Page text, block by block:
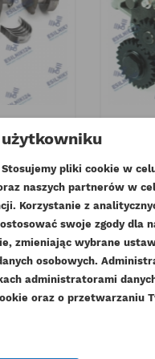
C4.4
ORG
pliki cookie w
naszych partnerów w
Korzystanie z
swoje zgody dla
zmieniając wybrane
osobowych.
administratorami
oraz o przetwarzaniu